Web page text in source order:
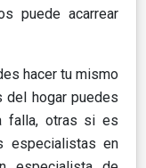
puede acarrear
hacer tu mismo
hogar puedes
falla, otras si es
especialistas en